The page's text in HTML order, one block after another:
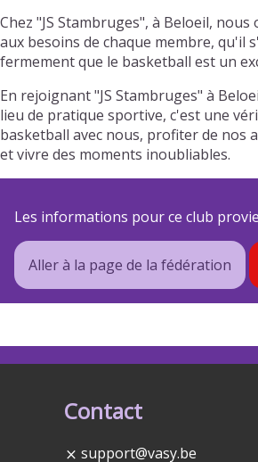
Chez "JS Stambruges", à Beloeil,
aux besoins de chaque membre, qu'il
fermement que le basketball est un
En rejoignant "JS Stambruges" à
lieu de pratique sportive, c'est une
basketball avec nous, profiter de nos
et vivre des moments inoubliables.
Les informations pour ce club
Aller à la page de la fédération
Contact
support@vasy.be